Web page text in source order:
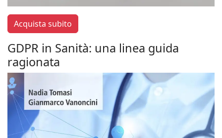
Acquista subito
GDPR in Sanità: una linea guida
ragionata